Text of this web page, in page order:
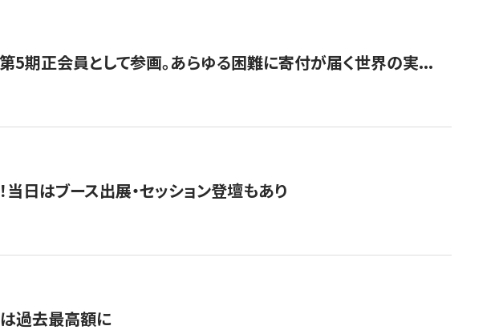
5期正会員として参画。あらゆる困難に寄付が届く世界の実...
日はブース出展・セッション登壇もあり
過去最高額に